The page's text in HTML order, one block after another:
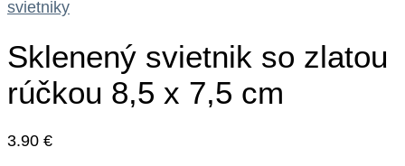
svietniky
Sklenený svietnik so zlatou
rúčkou 8,5 x 7,5 cm
3.90 €